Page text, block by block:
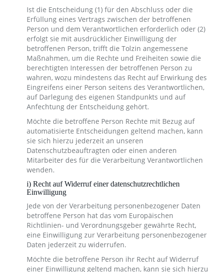
Ist die Entscheidung (1) für den Abschluss oder die
Erfüllung eines Vertrags zwischen der betroffenen
Person und dem Verantwortlichen erforderlich oder (2)
erfolgt sie mit ausdrücklicher Einwilligung der
betroffenen Person, trifft die Tolzin angemessene
Maßnahmen, um die Rechte und Freiheiten sowie die
berechtigten Interessen der betroffenen Person zu
wahren, wozu mindestens das Recht auf Erwirkung des
Eingreifens einer Person seitens des Verantwortlichen,
auf Darlegung des eigenen Standpunkts und auf
Anfechtung der Entscheidung gehört.
Möchte die betroffene Person Rechte mit Bezug auf
automatisierte Entscheidungen geltend machen, kann
sie sich hierzu jederzeit an unseren
Datenschutzbeauftragten oder einen anderen
Mitarbeiter des für die Verarbeitung Verantwortlichen
wenden.
i) Recht auf Widerruf einer datenschutzrechtlichen
Einwilligung
Jede von der Verarbeitung personenbezogener Daten
betroffene Person hat das vom Europäischen
Richtlinien- und Verordnungsgeber gewährte Recht,
eine Einwilligung zur Verarbeitung personenbezogener
Daten jederzeit zu widerrufen.
Möchte die betroffene Person ihr Recht auf Widerruf
einer Einwilligung geltend machen, kann sie sich hierzu